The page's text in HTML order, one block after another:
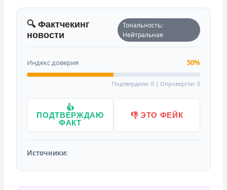
🔍 Фактчекинг
новости
Тональность:
Нейтральная
Индекс доверия 50%
Подтвердили: 0 | Опровергли: 0
👍
ПОДТВЕРЖДАЮ
ФАКТ
👎 ЭТО ФЕЙК
Источники: